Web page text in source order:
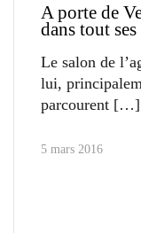
A porte de
dans tout ses
Le salon de
lui,
parcourent
5 mars 2016